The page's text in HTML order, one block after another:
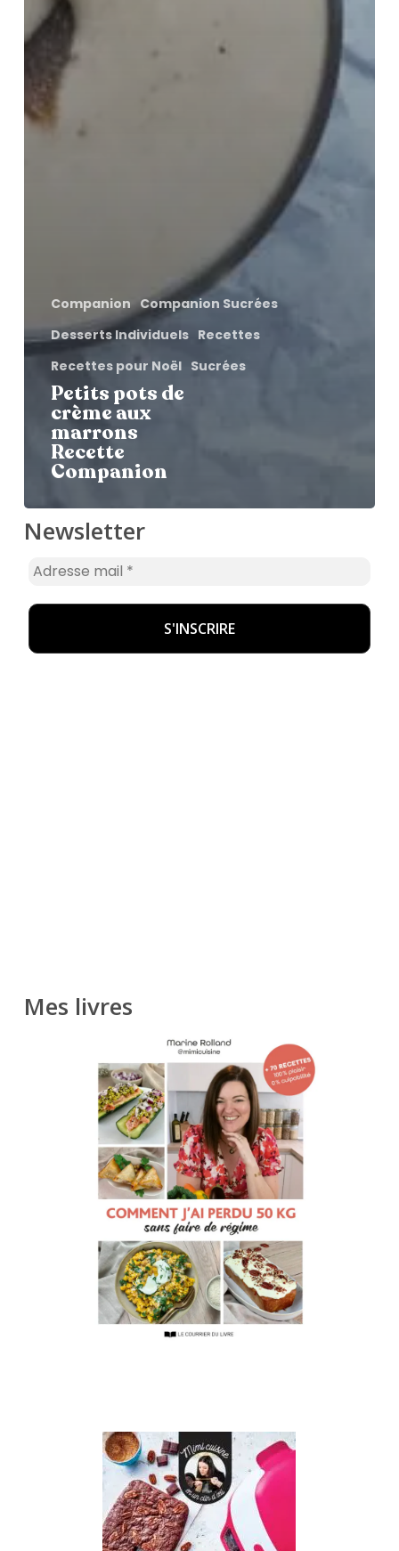
Companion Companion Sucrées
Desserts Individuels Recettes
Recettes pour Noël Sucrées
Petits pots de
crème aux
marrons
Recette
Companion
Newsletter
Mes livres